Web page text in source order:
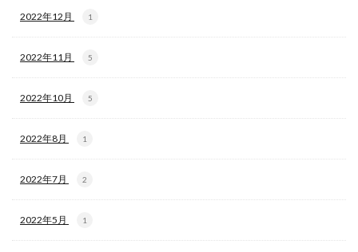
2022年12月 1
2022年11月 5
2022年10月 5
2022年8月 1
2022年7月 2
2022年5月 1